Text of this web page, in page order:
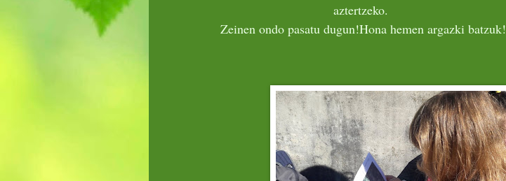
aztertzeko.
Zeinen ondo pasatu dugun!Hona hemen argazki batzuk!